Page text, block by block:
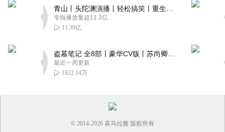
专辑播放量超11.3亿
11.39亿
最近一周更新
1822.14万
© 2014-2026 喜马拉雅 版权所有